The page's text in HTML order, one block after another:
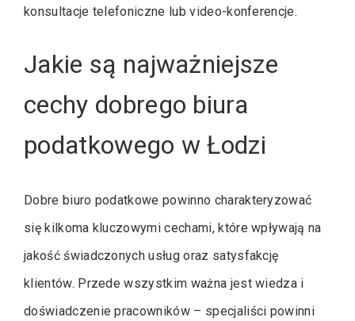
konsultacje telefoniczne lub video-konferencje.
Jakie są najważniejsze
cechy dobrego biura
podatkowego w Łodzi
Dobre biuro podatkowe powinno charakteryzować
się kilkoma kluczowymi cechami, które wpływają na
jakość świadczonych usług oraz satysfakcję
klientów. Przede wszystkim ważna jest wiedza i
doświadczenie pracowników – specjaliści powinni